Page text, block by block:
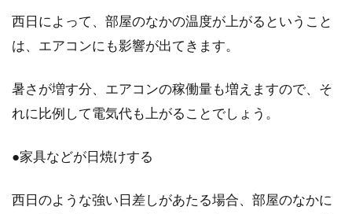
の完成度が格段にアップ
サッシの窓枠があることで、どこか未完成のよ
うに感じます...
の使い方がポイント
西日によって、部屋のなかの温度が上がるということ
は、エアコンにも影響が出てきます。
暑さが増す分、エアコンの稼働量も増えますので、そ
れに比例して電気代も上がることでしょう。
●家具などが日焼けする
西日のような強い日差しがあたる場合、部屋のなかに